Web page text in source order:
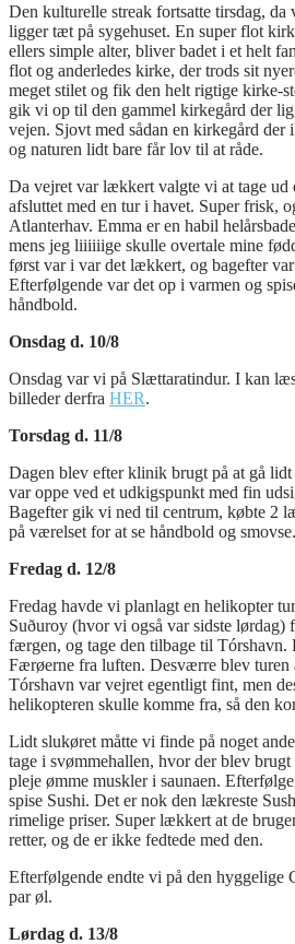
Den kulturelle streak fortsatte tirsdag,
ligger tæt på sygehuset. En super flot
ellers simple alter, bliver badet i et helt
flot og anderledes kirke, der trods sit
meget stilet og fik den helt rigtige kirke-
gik vi op til den gammel kirkegård der
vejen. Sjovt med sådan en kirkegård
og naturen lidt bare får lov til at råde.
Da vejret var lækkert valgte vi at tage ud
afsluttet med en tur i havet. Super frisk,
Atlanterhav. Emma er en habil
mens jeg liiiiiige skulle overtale mine
først var i var det lækkert, og bagefter
Efterfølgende var det op i varmen og
håndbold.
Onsdag d. 10/8
Onsdag var vi på Slættaratindur. I kan
billeder derfra HER.
Torsdag d. 11/8
Dagen blev efter klinik brugt på at gå
var oppe ved et udkigspunkt med fin
Bagefter gik vi ned til centrum, købte 2
på værelset for at se håndbold og smovse.
Fredag d. 12/8
Fredag havde vi planlagt en helikopter
Suðuroy (hvor vi også var sidste lørdag)
færgen, og tage den tilbage til Tórshavn.
Færøerne fra luften. Desværre blev turen
Tórshavn var vejret egentligt fint, men
helikopteren skulle komme fra, så den
Lidt slukøret måtte vi finde på noget
tage i svømmehallen, hvor der blev brugt
pleje ømme muskler i saunaen.
spise Sushi. Det er nok den lækreste
rimelige priser. Super lækkert at de
retter, og de er ikke fedtede med den.
Efterfølgende endte vi på den hyggelige
par øl.
Lørdag d. 13/8